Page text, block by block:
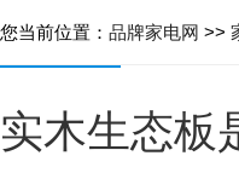
您当前位置： 品牌家电网 >>
实木生态板